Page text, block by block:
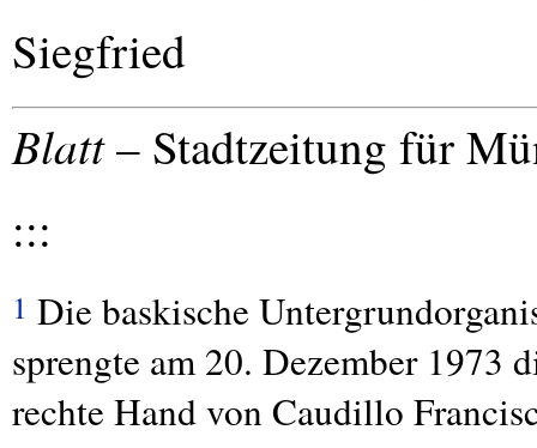
Siegfried
Blatt– Stadtzeitung für
:::
1 Die baskische
sprengte am 20. Dezember 1973
rechte Hand von Caudillo